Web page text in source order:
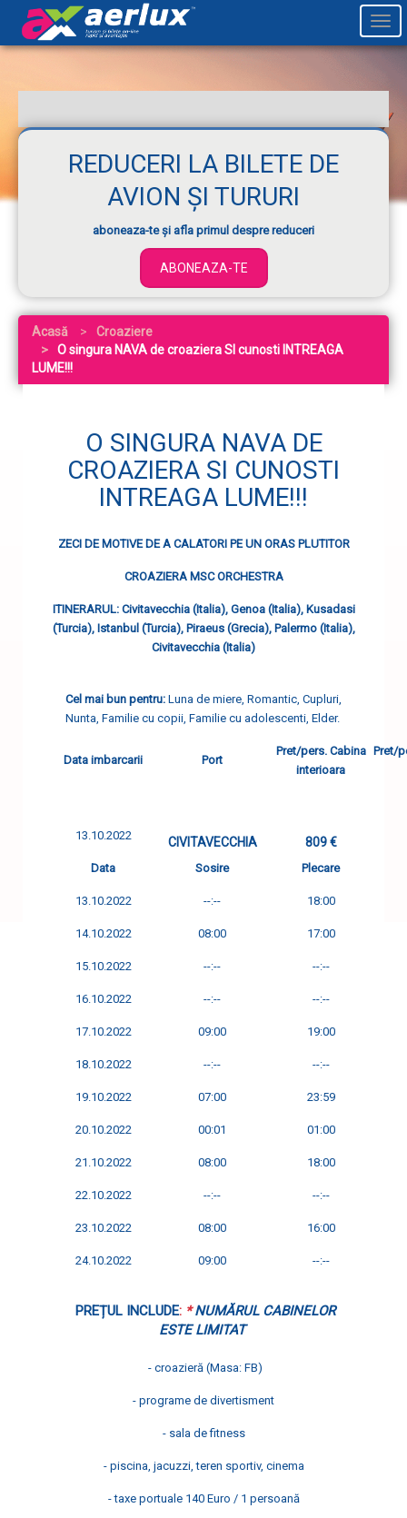
REDUCERI LA BILETE DE
AVION ȘI TURURI
aboneaza-te și afla primul despre reduceri
ABONEAZA-TE
Acasă
Croaziere
O singura NAVA de croaziera SI cunosti INTREAGA
LUME!!!
O SINGURA NAVA DE
CROAZIERA SI CUNOSTI
INTREAGA LUME!!!
ZECI DE MOTIVE DE A CALATORI PE UN ORAS PLUTITOR
CROAZIERA MSC ORCHESTRA
ITINERARUL: Civitavecchia (Italia), Genoa (Italia), Kusadasi
(Turcia), Istanbul (Turcia), Piraeus (Grecia), Palermo (Italia),
Civitavecchia (Italia)
Cel mai bun pentru: Luna de miere, Romantic, Cupluri,
Nunta, Familie cu copii, Familie cu adolescenti, Elder.
Data imbarcarii Port
Pret/pers. Cabina
interioara
Pret/
13.10.2022 CIVITAVECCHIA 809 €
Data Sosire Plecare
13.10.2022 --:-- 18:00
14.10.2022 08:00 17:00
15.10.2022 --:-- --:--
16.10.2022 --:-- --:--
17.10.2022 09:00 19:00
18.10.2022 --:-- --:--
19.10.2022 07:00 23:59
20.10.2022 00:01 01:00
21.10.2022 08:00 18:00
22.10.2022 --:-- --:--
23.10.2022 08:00 16:00
24.10.2022 09:00 --:--
PREȚUL INCLUDE: *NUMĂRUL CABINELOR
ESTELIMITAT
- croazieră (Masa: FB)
- programe de divertisment
- sala de fitness
- piscina, jacuzzi, teren sportiv, cinema
- taxe portuale 140 Euro / 1 persoană